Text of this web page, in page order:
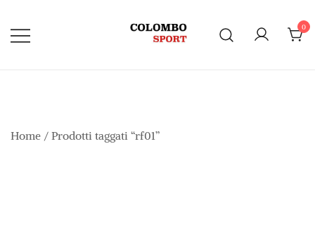
contenuto
0
Home / Prodotti taggati “rf01”